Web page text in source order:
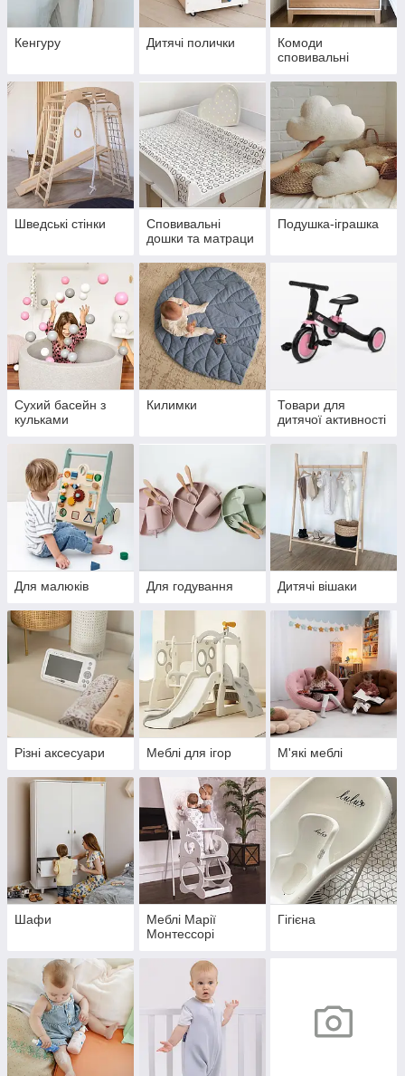
Кенгуру Дитячі полички
Комоди
сповивальні
Шведські стінки
Сповивальні
дошки та матраци
Подушка-іграшка
Сухий басейн з
кульками
Килимки
Товари для
дитячої активності
Для малюків Для годування Дитячі вішаки
Різні аксесуари Меблі для ігор М'які меблі
Шафи
Меблі Марії
Монтессорі
Гігієна